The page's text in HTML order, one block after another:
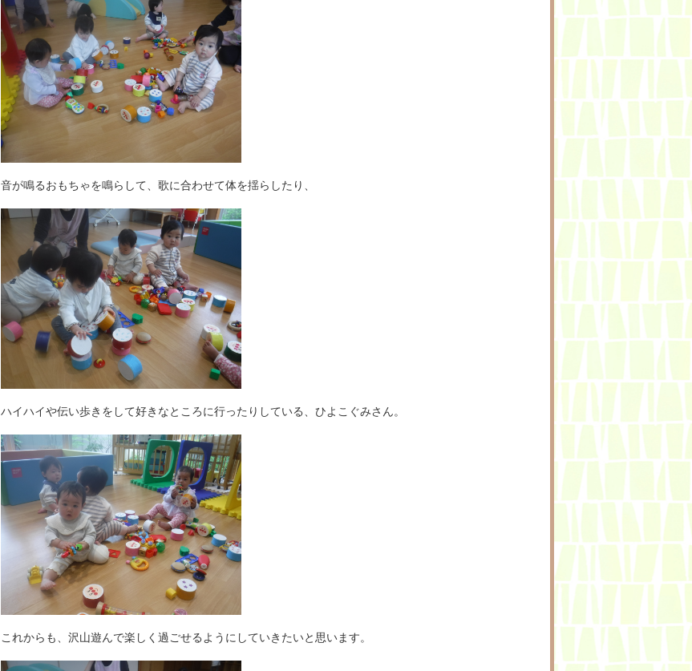
音が鳴るおもちゃを鳴らして、歌に合わせて体を揺らしたり、
ハイハイや伝い歩きをして好きなところに行ったりしている、ひよこぐみさん。
これからも、沢山遊んで楽しく過ごせるようにしていきたいと思います。